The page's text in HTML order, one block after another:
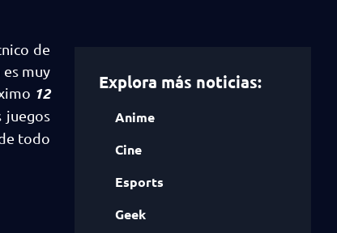
de
muy
12
juegos
todo
Explora más noticias:
Anime
Cine
Esports
Geek